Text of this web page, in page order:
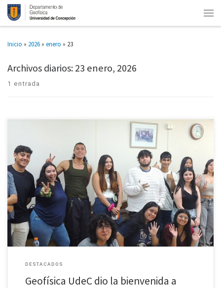
Inicio » 2026 » enero » 23
Archivos diarios:23 enero, 2026
1 entrada
Con un desayuno de bienvenida y motivacional, el Departamento de
Geofísica de la Universidad de Concepción recibió ayer, 22 de enero, a sus
futuros estudiantes 2026, cuyas postulaciones a la […]
DESTACADOS
Geofísica UdeC dio la bienvenida a